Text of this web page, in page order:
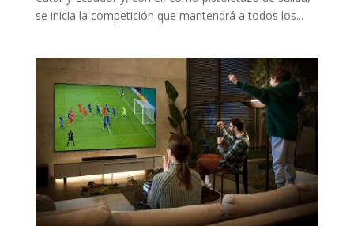
se inicia la competición que mantendrá a todos los...